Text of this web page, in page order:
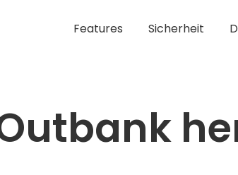
Features Sicherheit